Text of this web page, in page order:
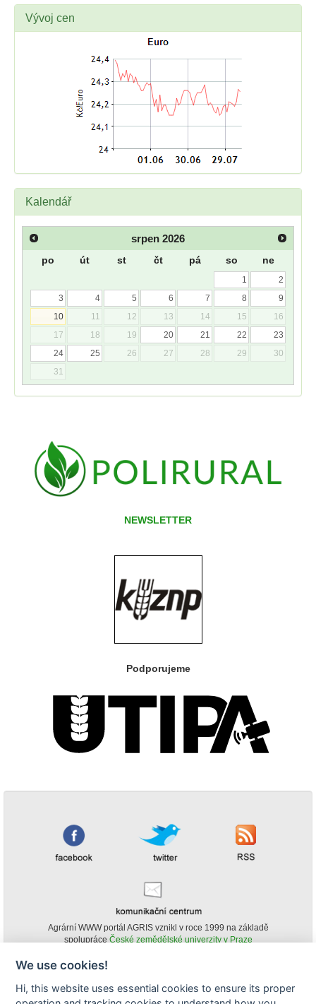
Vývoj cen
Kalendář
srpen 2026
po út st čt pá so ne
1
2
3
4 5 6 7 8
9
10
11 12 13 14 15
16
17
18 19 20 21 22
23
24
25 26 27 28 29
30
31
NEWSLETTER
Podporujeme
Agrární WWW portál AGRIS vznikl v roce 1999 na základě
spolupráce České zemědělské univerzity v Praze
obsahu agrárního WWW portálu AGRIS je možné
(pokud není uvedeno jinak) pouze za podmínky uvedení zdroje v podobě
We use cookies!
Hi, this website uses essential cookies to ensure its proper